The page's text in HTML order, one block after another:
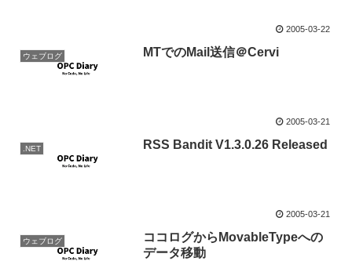
2005-03-22
ウェブログ MTでのMail送信＠Cervi
2005-03-21
.NET RSS Bandit V1.3.0.26 Released
2005-03-21
ウェブログ
ココログからMovableTypeへの
データ移動